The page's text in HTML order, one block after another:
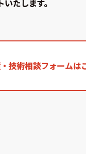
たします。
技術相談フォームは